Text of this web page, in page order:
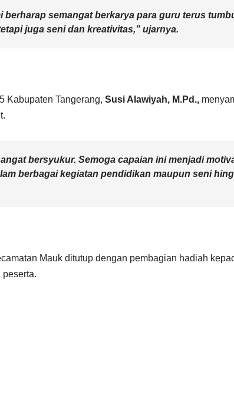
berharap semangat berkarya para guru terus
juga seni dan kreativitas,” ujarnya.
Kabupaten Tangerang, Susi Alawiyah, M.Pd.,
bersyukur. Semoga capaian ini menjadi
berbagai kegiatan pendidikan maupun seni
Mauk ditutup dengan pembagian hadiah